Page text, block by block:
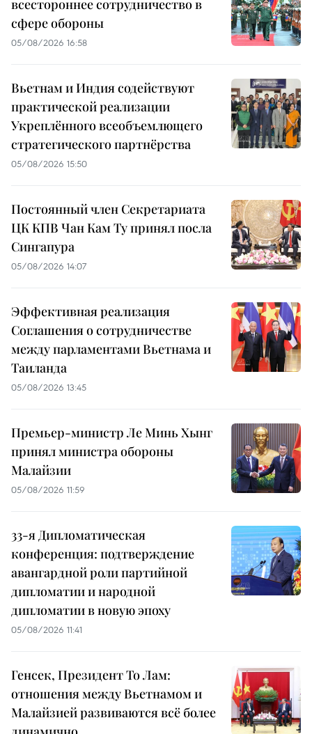
всестороннее сотрудничество в
сфере обороны
05/08/2026 16:58
Вьетнам и Индия содействуют
практической реализации
Укреплённого всеобъемлющего
стратегического партнёрства
05/08/2026 15:50
Постоянный член Секретариата
ЦК КПВ Чан Кам Ту принял посла
Сингапура
05/08/2026 14:07
Эффективная реализация
Соглашения о сотрудничестве
между парламентами Вьетнама и
Таиланда
05/08/2026 13:45
Премьер-министр Ле Минь Хынг
принял министра обороны
Малайзии
05/08/2026 11:59
33-я Дипломатическая
конференция: подтверждение
авангардной роли партийной
дипломатии и народной
дипломатии в новую эпоху
05/08/2026 11:41
Генсек, Президент То Лам:
отношения между Вьетнамом и
Малайзией развиваются всё более